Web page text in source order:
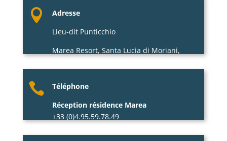

Adresse
Lieu-dit Punticchio
Marea Resort, Santa Lucia di Moriani,

Téléphone
Réception résidence Marea
+33 (0)4.95.59.78.49
Restaurant Marea